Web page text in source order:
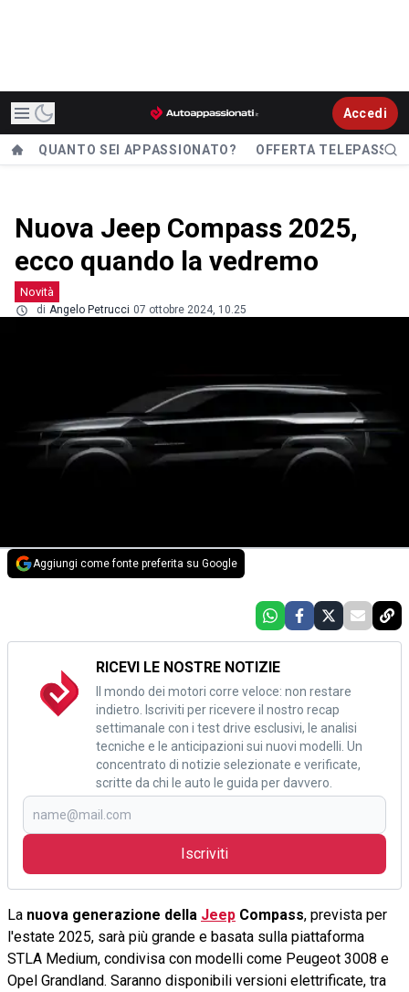
Accedi
QUANTO SEI APPASSIONATO? OFFERTA TELEPASS
Nuova Jeep Compass 2025,
ecco quando la vedremo
Novità
di Angelo Petrucci 07 ottobre 2024, 10.25
Aggiungi come fonte preferita su Google
RICEVI LE NOSTRE NOTIZIE
Il mondo dei motori corre veloce: non restare
indietro. Iscriviti per ricevere il nostro recap
settimanale con i test drive esclusivi, le analisi
tecniche e le anticipazioni sui nuovi modelli. Un
concentrato di notizie selezionate e verificate,
scritte da chi le auto le guida per davvero.
Iscriviti
La nuova generazione della Jeep Compass, prevista per
l'estate 2025, sarà più grande e basata sulla piattaforma
STLA Medium, condivisa con modelli come Peugeot 3008 e
Opel Grandland. Saranno disponibili versioni elettrificate, tra